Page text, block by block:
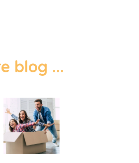
blog ...